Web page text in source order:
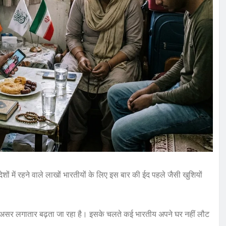
में रहने वाले लाखों भारतीयों के लिए इस बार की ईद पहले जैसी खुशियों
लगातार बढ़ता जा रहा है। इसके चलते कई भारतीय अपने घर नहीं लौट